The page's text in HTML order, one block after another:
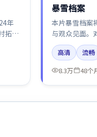
年
拓
都
暴雪档案
本片暴雪档案
与观众见面。
渤的台词节奏
调摄影。
高清
流畅
8.3万
48个